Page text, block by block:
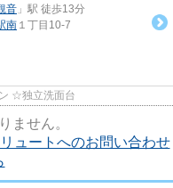
音 」駅 徒歩13分
南 １丁目10-7
☆独立洗面台
ません。
ュートへのお問い合わせ